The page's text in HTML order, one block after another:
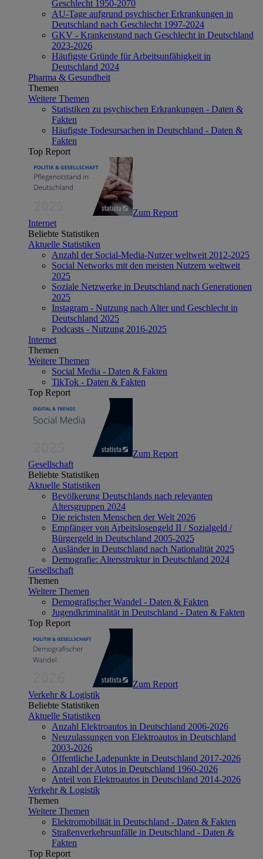
Geschlecht 1950-2070
AU-Tage aufgrund psychischer Erkrankungen in
Deutschland nach Geschlecht 1997-2024
GKV - Krankenstand nach Geschlecht in Deutschland
2023-2026
Häufigste Gründe für Arbeitsunfähigkeit in
Deutschland 2024
Pharma & Gesundheit
Themen
Weitere Themen
Statistiken zu psychischen Erkrankungen - Daten &
Fakten
Häufigste Todesursachen in Deutschland - Daten &
Fakten
Top Report
Zum Report
Internet
Beliebte Statistiken
Aktuelle Statistiken
Anzahl der Social-Media-Nutzer weltweit 2012-2025
Social Networks mit den meisten Nutzern weltweit
2025
Soziale Netzwerke in Deutschland nach Generationen
2025
Instagram - Nutzung nach Alter und Geschlecht in
Deutschland 2025
Podcasts - Nutzung 2016-2025
Internet
Themen
Weitere Themen
Social Media - Daten & Fakten
TikTok - Daten & Fakten
Top Report
Zum Report
Gesellschaft
Beliebte Statistiken
Aktuelle Statistiken
Bevölkerung Deutschlands nach relevanten
Altersgruppen 2024
Die reichsten Menschen der Welt 2026
Empfänger von Arbeitslosengeld II / Sozialgeld /
Bürgergeld in Deutschland 2005-2025
Ausländer in Deutschland nach Nationalität 2025
Demografie: Altersstruktur in Deutschland 2024
Gesellschaft
Themen
Weitere Themen
Demografischer Wandel - Daten & Fakten
Jugendkriminalität in Deutschland - Daten & Fakten
Top Report
Zum Report
Verkehr & Logistik
Beliebte Statistiken
Aktuelle Statistiken
Anzahl Elektroautos in Deutschland 2006-2026
Neuzulassungen von Elektroautos in Deutschland
2003-2026
Öffentliche Ladepunkte in Deutschland 2017-2026
Anzahl der Autos in Deutschland 1960-2026
Anteil von Elektroautos in Deutschland 2014-2026
Verkehr & Logistik
Themen
Weitere Themen
Elektromobilität in Deutschland - Daten & Fakten
Straßenverkehrsunfälle in Deutschland - Daten &
Fakten
Top Report